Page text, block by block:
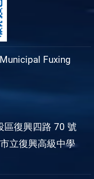
Fuxing
區復興四路 70 號
立復興高級中學